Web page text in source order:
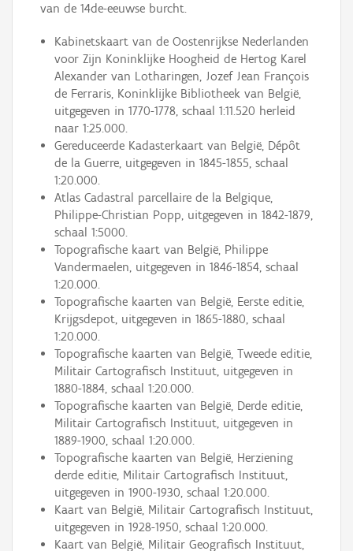
van de 14de-eeuwse burcht.
Kabinetskaart van de Oostenrijkse Nederlanden
voor Zijn Koninklijke Hoogheid de Hertog Karel
Alexander van Lotharingen, Jozef Jean François
de Ferraris, Koninklijke Bibliotheek van België,
uitgegeven in 1770-1778, schaal 1:11.520 herleid
naar 1:25.000.
Gereduceerde Kadasterkaart van België, Dépôt
de la Guerre, uitgegeven in 1845-1855, schaal
1:20.000.
Atlas Cadastral parcellaire de la Belgique,
Philippe-Christian Popp, uitgegeven in 1842-1879,
schaal 1:5000.
Topografische kaart van België, Philippe
Vandermaelen, uitgegeven in 1846-1854, schaal
1:20.000.
Topografische kaarten van België, Eerste editie,
Krijgsdepot, uitgegeven in 1865-1880, schaal
1:20.000.
Topografische kaarten van België, Tweede editie,
Militair Cartografisch Instituut, uitgegeven in
1880-1884, schaal 1:20.000.
Topografische kaarten van België, Derde editie,
Militair Cartografisch Instituut, uitgegeven in
1889-1900, schaal 1:20.000.
Topografische kaarten van België, Herziening
derde editie, Militair Cartografisch Instituut,
uitgegeven in 1900-1930, schaal 1:20.000.
Kaart van België, Militair Cartografisch Instituut,
uitgegeven in 1928-1950, schaal 1:20.000.
Kaart van België, Militair Geografisch Instituut,